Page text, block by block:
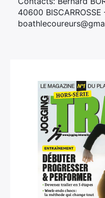
40600